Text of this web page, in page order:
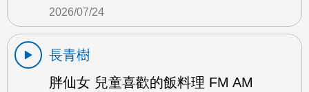
2026/07/24
長青樹
胖仙女 兒童喜歡的飯料理 FM AM